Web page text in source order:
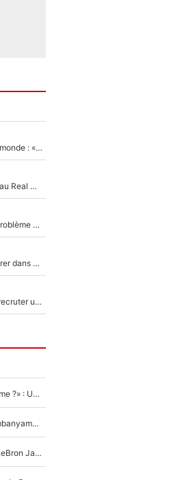
Didier Deschamps abandonné en pleine Coupe du monde : «La FFF était déjà passée à Zinedine Zidane»
«C'est une fierté» : La signature de Kylian Mbappé au Real Madrid continue de régaler l'Espagne
Michael Olise : Pierre Ménès annonce un premier problème pour Zinedine Zidane en équipe de France
F1 - Alpine signe un accord «impensable» et va entrer dans une nouvelle dimension : Grande nouvelle pour Pierre Gasly !
«C’est un très bon choix» : L'OM fait une offre pour recruter un ancien joueur du PSG... et c'est validé dans l'After Foot !
«LeBron James, as-tu déjà eu envie d’être une femme ?» : Un dérapage de Donald Trump sur la superstar de la NBA refait surface
NBA - Victime d'une thrombose comme Victor Wembanyama, Chris Bosh prévient le Français des risques sur sa santé : «J’ai failli mourir sur le coup et j’ai été ramené à la vie»
De la NBA au cinéma : Comme Michael Jordan et LeBron James, Victor Wembanyama rêve d'une carrière d'acteur !